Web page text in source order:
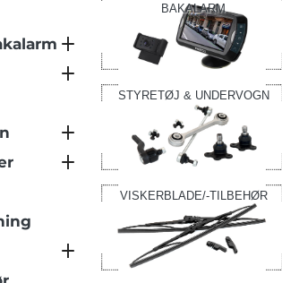
BAKALARM
STYRETØJ & UNDERVOGN
VISKERBLADE/-TILBEHØR